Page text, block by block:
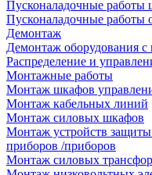
Пусконаладочные работы
Пусконаладочные работы
Демонтаж
Демонтаж оборудования
Распределение и
Монтажные работы
Монтаж шкафов
Монтаж кабельных линий
Монтаж силовых шкафов
Монтаж устройств
приборов /приборов
Монтаж силовых